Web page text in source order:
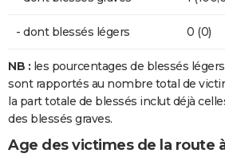
- dont blessés légers 0 (0)
NB : les pourcentages de blessés
sont rapportés au nombre total de
la part totale de blessés inclut déjà
des blessés graves.
Age des victimes de la route